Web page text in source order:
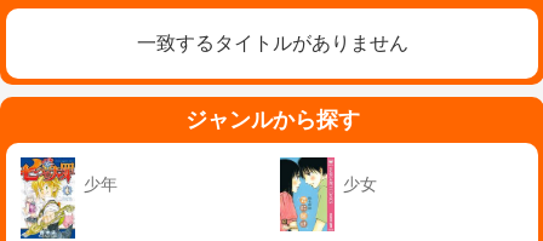
一致するタイトルがありません
ジャンルから探す
少年 少女